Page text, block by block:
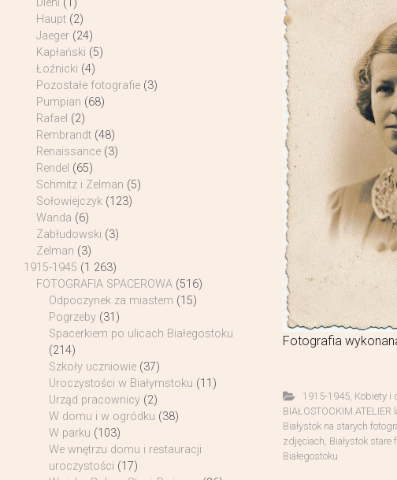
Fotografia
1915-1945 Kobiety i
BIAŁOSTOCKIM
Białystok na starych
zdjęciach Białystok stare
Białegostoku
Diehl (1)
Haupt (2)
Jaeger (24)
Kapłański (5)
Łoźnicki (4)
Pozostałe fotografie (3)
Pumpian (68)
Rafael (2)
Rembrandt (48)
Renaissance (3)
Rendel (65)
Schmitz i Zelman (5)
Sołowiejczyk (123)
Wanda (6)
Zabłudowski (3)
Zelman (3)
1915-1945 (1 263)
FOTOGRAFIA SPACEROWA (516)
Odpoczynek za miastem (15)
Pogrzeby (31)
Spacerkiem po ulicach Białegostoku
(214)
Szkoły uczniowie (37)
Uroczystości w Białymstoku (11)
Urząd pracownicy (2)
W domu i w ogródku (38)
W parku (103)
We wnętrzu domu i restauracji
uroczystości (17)